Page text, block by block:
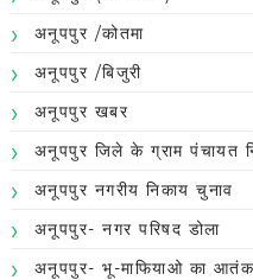
अनूपपुर /कोतमा
अनूपपुर /बिजुरी
अनूपपुर खबर
अनूपपुर जिले के ग्राम पंचायत
अनूपपुर नगरीय निकाय चुनाव
अनूपपुर- नगर परिषद डोला
अनूपपुर- भू-माफियाओ का आतंक